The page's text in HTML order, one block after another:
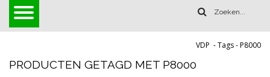
VDP -Tags-P8000
PRODUCTEN GETAGD MET P8000